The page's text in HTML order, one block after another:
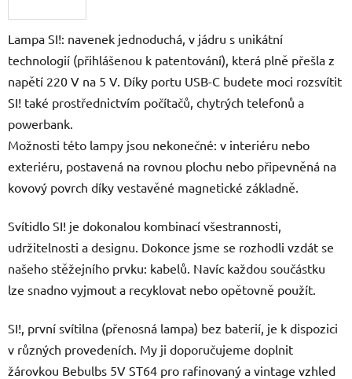
Lampa SI!: navenek jednoduchá, v jádru s unikátní
technologií (přihlášenou k patentování), která plně přešla z
napětí 220 V na 5 V. Díky portu USB-C budete moci rozsvítit
SI! také prostřednictvím počítačů, chytrých telefonů a
powerbank.
Možnosti této lampy jsou nekonečné: v interiéru nebo
exteriéru, postavená na rovnou plochu nebo připevněná na
kovový povrch díky vestavěné magnetické základně.
Svítidlo SI! je dokonalou kombinací všestrannosti,
udržitelnosti a designu. Dokonce jsme se rozhodli vzdát se
našeho stěžejního prvku: kabelů. Navíc každou součástku
lze snadno vyjmout a recyklovat nebo opětovně použít.
SI!, první svítilna (přenosná lampa) bez baterií, je k dispozici
v různých provedeních. My ji doporučujeme doplnit
žárovkou Bebulbs 5V ST64 pro rafinovaný a vintage vzhled